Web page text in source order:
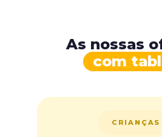
As nossas
com
CRIANÇAS